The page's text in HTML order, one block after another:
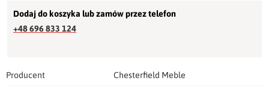
Dodaj do koszyka lub zamów przez telefon
+48 696 833 124
Producent Chesterfield Meble